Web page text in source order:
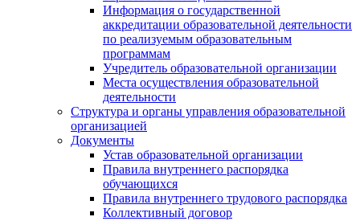
Информация о государственной
аккредитации образовательной деятельности
по реализуемым образовательным
программам
Учредитель образовательной организации
Места осуществления образовательной
деятельности
Структура и органы управления образовательной
организацией
Документы
Устав образовательной организации
Правила внутреннего распорядка
обучающихся
Правила внутреннего трудового распорядка
Коллективный договор